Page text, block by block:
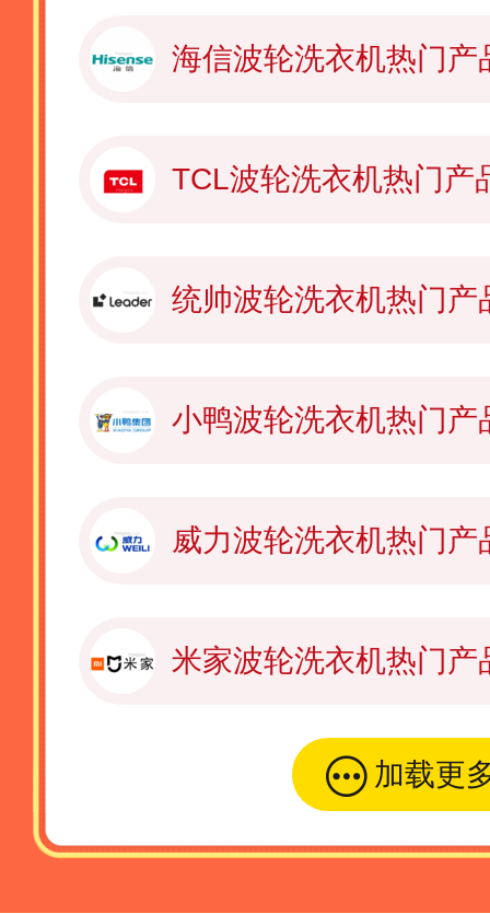
海信波轮洗衣机热门产
TCL波轮洗衣机热门产
统帅波轮洗衣机热门产
小鸭波轮洗衣机热门产
威力波轮洗衣机热门产
米家波轮洗衣机热门产
加载更